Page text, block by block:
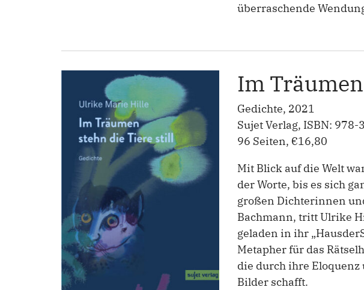
überraschende
Im
Gedichte, 2021
Sujet Verlag, ISBN:
96 Seiten, €16,80
Mit Blick auf die Welt
der Worte, bis es sich
großen Dichterinnen
Bachmann, tritt Ulrike
geladen in ihr
Metapher für das
die durch ihre
Bilder schafft.